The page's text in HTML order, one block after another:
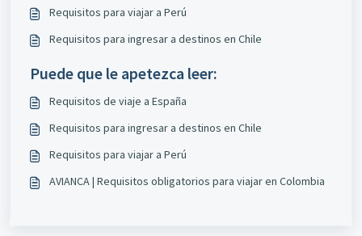
Requisitos para viajar a Perú
Requisitos para ingresar a destinos en Chile
Puede que le apetezca leer:
Requisitos de viaje a España
Requisitos para ingresar a destinos en Chile
Requisitos para viajar a Perú
AVIANCA | Requisitos obligatorios para viajar en Colombia